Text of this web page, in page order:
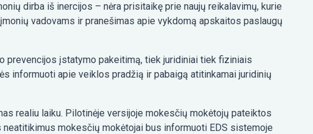
dirba iš inercijos – nėra prisitaikę prie naujų reikalavimų, kurie
vadovams ir pranešimas apie vykdomą apskaitos paslaugų
prevencijos įstatymo pakeitimą, tiek juridiniai tiek fiziniais
informuoti apie veiklos pradžią ir pabaigą atitinkamai juridinių
realiu laiku. Pilotinėje versijoje mokesčių mokėtojų pateiktos
mokesčių mokėtojai bus informuoti EDS sistemoje